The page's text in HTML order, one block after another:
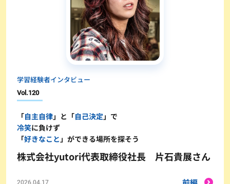
学習経験者インタビュー
Vol.120
「自主自律」と「自己決定 」で
冷笑に負けず
「好きなこと 」ができる場所を探そう
株式会社yutori代表取締役社長 片石貴展さん
2026.04.17